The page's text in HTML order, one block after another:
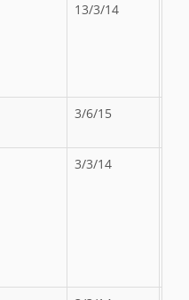
13/3/14
3/6/15
3/3/14